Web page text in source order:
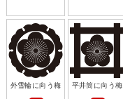
外雪輪に向う梅 平井筒に向う梅